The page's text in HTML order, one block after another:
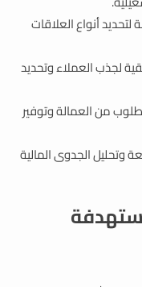
أنواع العلاقات
لجذب العملاء وتحديد
من العمالة وتوفير
وتحليل الجدوى المالية